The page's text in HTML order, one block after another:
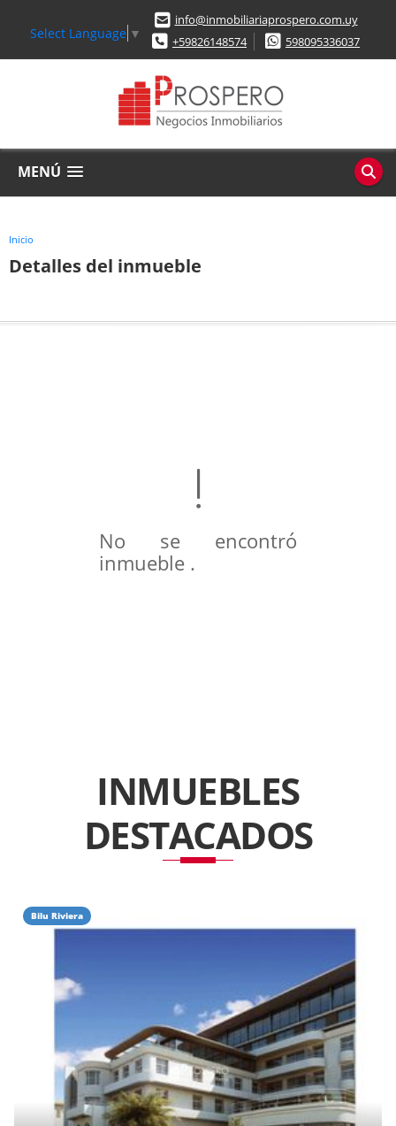
Select Language ▼
info@inmobiliariaprospero.com.uy
+59826148574
598095336037
MENÚ
Inicio
Detalles del inmueble
No se encontró
inmueble .
INMUEBLES
DESTACADOS
Bilu Riviera